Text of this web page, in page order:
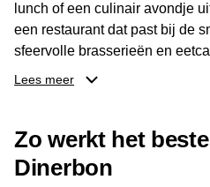
lunch of een culinair avondje
een restaurant dat past bij de
sfeervolle brasserieën en
en gastronomische locaties: er
buurt, bijvoorbeeld in Brussel,
De ontvanger kiest zelf waar
van deze culinaire ervaring. Zo
Lees meer
Zo werkt het
Dinerbon